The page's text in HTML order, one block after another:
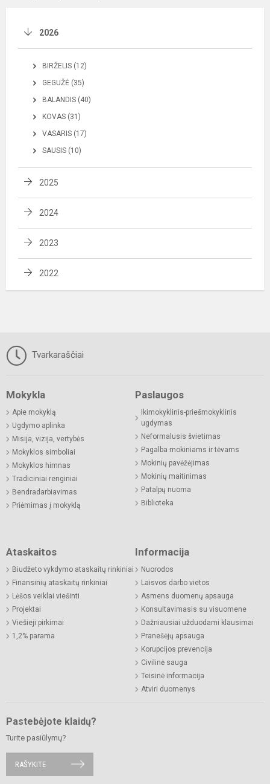
2026
BIRŽELIS (12)
GEGUŽĖ (35)
BALANDIS (40)
KOVAS (31)
VASARIS (17)
SAUSIS (10)
2025
2024
2023
2022
Tvarkaraščiai
Mokykla
Apie mokyklą
Ugdymo aplinka
Misija, vizija, vertybės
Mokyklos simboliai
Mokyklos himnas
Tradiciniai renginiai
Bendradarbiavimas
Priėmimas į mokyklą
Paslaugos
Ikimokyklinis-priešmokyklinis
ugdymas
Neformalusis švietimas
Pagalba mokiniams ir tėvams
Mokinių pavėžėjimas
Mokinių maitinimas
Patalpų nuoma
Biblioteka
Ataskaitos
Biudžeto vykdymo ataskaitų rinkiniai
Finansinių ataskaitų rinkiniai
Lėšos veiklai viešinti
Projektai
Viešieji pirkimai
1,2% parama
Informacija
Nuorodos
Laisvos darbo vietos
Asmens duomenų apsauga
Konsultavimasis su visuomene
Dažniausiai užduodami klausimai
Pranešėjų apsauga
Korupcijos prevencija
Civilinė sauga
Teisinė informacija
Atviri duomenys
Pastebėjote klaidų?
Turite pasiūlymų?
RAŠYKITE